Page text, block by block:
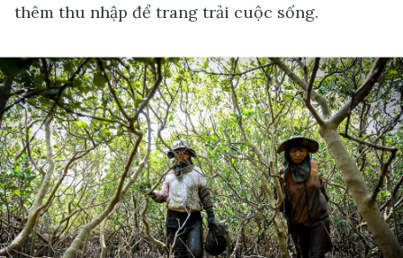
thêm thu nhập để trang trải cuộc sống.